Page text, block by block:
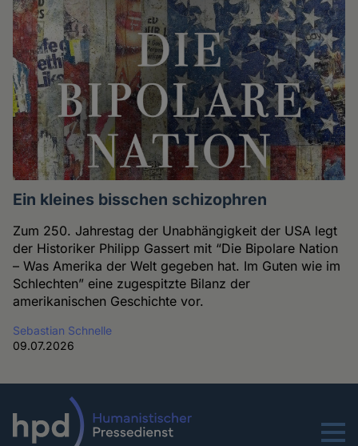
Ein kleines bisschen schizophren
Zum 250. Jahrestag der Unabhängigkeit der USA legt
der Historiker Philipp Gassert mit “Die Bipolare Nation
– Was Amerika der Welt gegeben hat. Im Guten wie im
Schlechten” eine zugespitzte Bilanz der
amerikanischen Geschichte vor.
Sebastian Schnelle
09.07.2026
Menu